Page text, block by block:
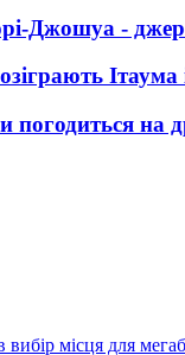
Джошуа -
Ітаума
погодиться на